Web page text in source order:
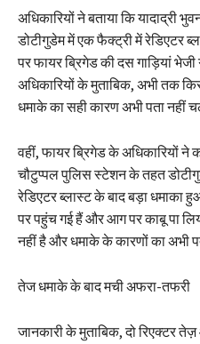
अधिकारियों ने बताया कि यादाद्री
डोटीगुडेम में एक फैक्ट्री में रेडिएटर
पर फायर ब्रिगेड की दस गाड़ियां
अधिकारियों के मुताबिक, अभी तक
धमाके का सही कारण अभी पता नहीं
वहीं, फायर ब्रिगेड के अधिकारियों ने
चौटुप्पल पुलिस स्टेशन के तहत
रेडिएटर ब्लास्ट के बाद बड़ा धमाका
पर पहुंच गई हैं और आग पर काबू पा
नहीं है और धमाके के कारणों का अभी
तेज धमाके के बाद मची अफरा-तफरी
जानकारी के मुताबिक, दो